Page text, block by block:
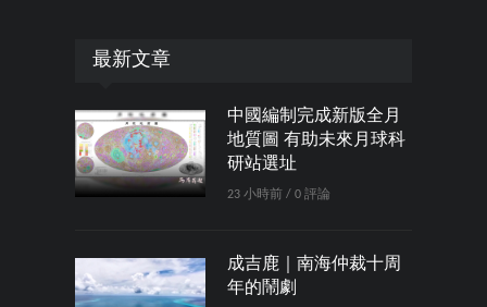
最新文章
中國編制完成新版全月
地質圖 有助未來月球科
研站選址
23 小時前 / 0 評論
成吉鹿｜南海仲裁十周
年的鬧劇